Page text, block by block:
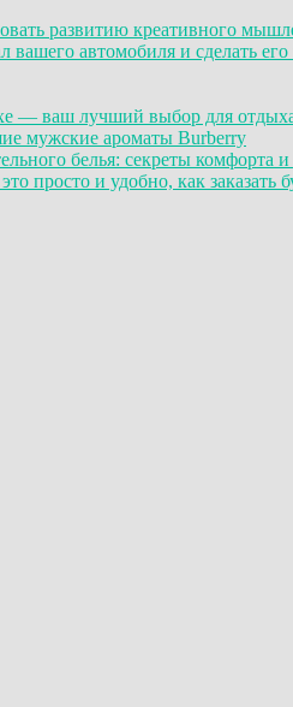
развитию креативного
автомобиля и сделать
— ваш лучший выбор для
мужские ароматы Burberry
белья: секреты комфорта
просто и удобно, как заказать